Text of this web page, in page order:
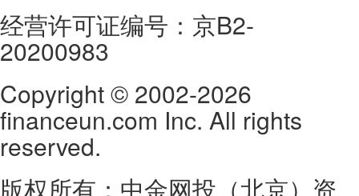
经营许可证编号：京B2-
20200983
Copyright © 2002-2026
financeun.com Inc. All rights
reserved.
版权所有：中金网投（北京）资